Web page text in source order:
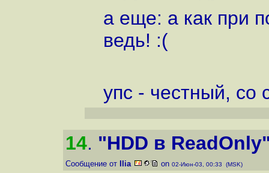
а еще: а как при
ведь! :(
упс - честный, со
14. "HDD в
Сообщение от Ilia on 02-Июн-03, 00:33 (MSK)